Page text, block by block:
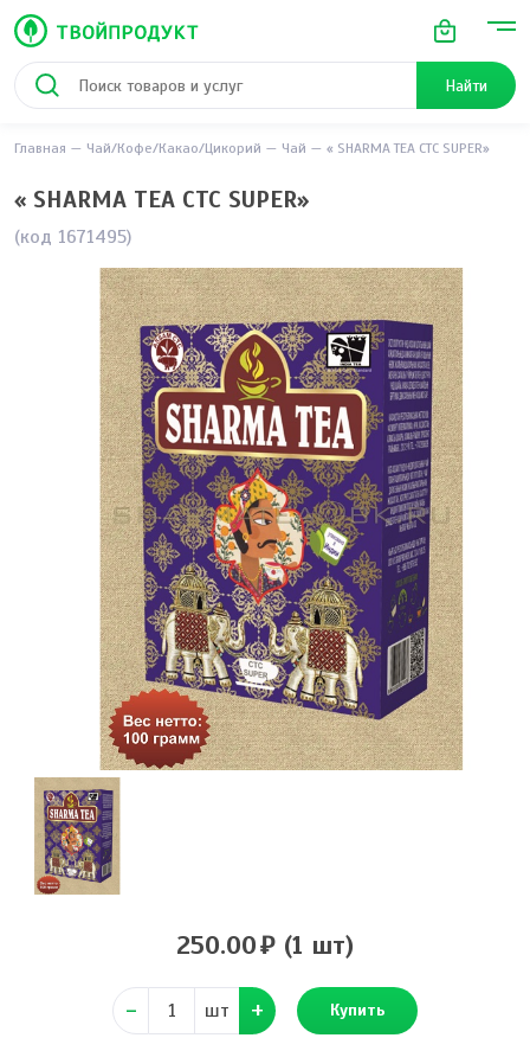
Найти
Главная Чай/Кофе/Какао/Цикорий Чай « SHARMA TEA СТС SUPER»
« SHARMA TEA СТС SUPER»
(код 1671495)
250.00 (1 шт)
шт Купить